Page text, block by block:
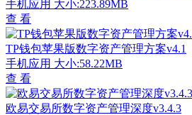
手机应用 大小:223.89MB
查 看
TP钱包苹果版数字资产管理方案v4.1
手机应用 大小:58.22MB
查 看
欧易交易所数字资产管理深度v3.4.3